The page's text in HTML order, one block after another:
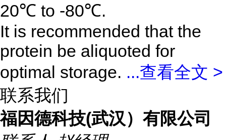
20℃ to -80℃.
It is recommended that the
protein be aliquoted for
optimal storage. ...查看全文 >
联系我们
福因德科技(武汉）有限公司